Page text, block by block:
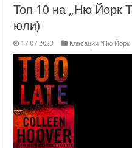
Топ 10 на „Ню Йорк
юли)
17.07.2023 Класации "Ню Йорк